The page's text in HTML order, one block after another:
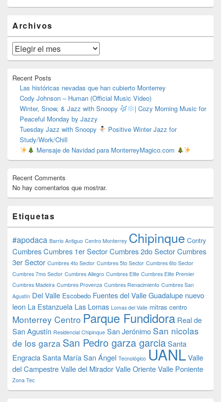
área
de
widget
barra
lateral
Archivos
Archivos
Recent Posts
Las históricas nevadas que han cubierto Monterrey
Cody Johnson – Human (Official Music Video)
Winter, Snow, & Jazz with Snoopy
| Cozy Morning Music for
Peaceful Monday by Jazzy
Tuesday Jazz with Snoopy
Positive Winter Jazz for
Study/Work/Chill
Mensaje de Navidad para MonterreyMagico.com
Recent Comments
No hay comentarios que mostrar.
Etiquetas
#apodaca Barrio Antiguo Centro Monterrey Chipinque Contry
CumbresCumbres 1er SectorCumbres 2do SectorCumbres
3er Sector Cumbres 4to Sector Cumbres 5to Sector Cumbres 6to Sector
Cumbres 7mo Sector Cumbres Allegro Cumbres Elite Cumbres Elite Premier
Cumbres Madeira Cumbres Provenza Cumbres Renacimiento Cumbres San
Agustín Del Valle Escobedo Fuentes del ValleGuadalupe nuevo
leon La Estanzuela Las Lomas Lomas del Valle mitras centro
Monterrey Centro Parque Fundidora Real de
San Agustín Residencial Chipinque San Jerónimo San nicolas
de los garza San Pedro garza garciaSanta
EngraciaSanta MaríaSan Ángel Tecnológico UANLValle
del CampestreValle del MiradorValle OrienteValle Poniente
Zona Tec